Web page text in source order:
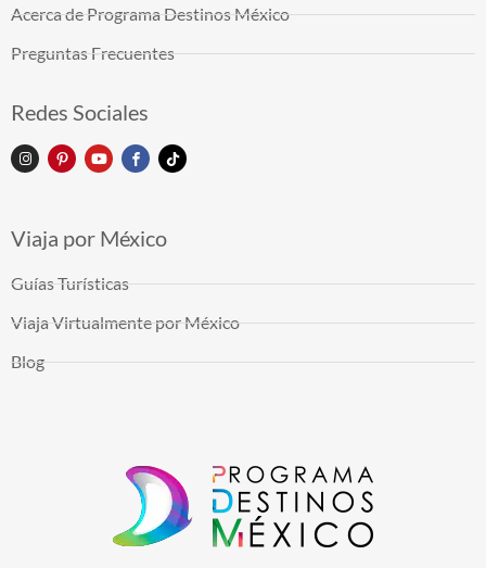
Acerca de Programa Destinos México
Preguntas Frecuentes
Redes Sociales
Viaja por México
Guías Turísticas
Viaja Virtualmente por México
Blog